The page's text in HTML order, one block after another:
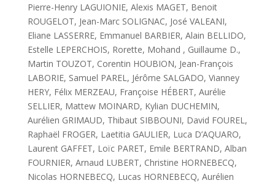
Pierre-Henry LAGUIONIE, Alexis MAGET, Benoit
ROUGELOT, Jean-Marc SOLIGNAC, José VALEANI,
Eliane LASSERRE, Emmanuel BARBIER, Alain BELLIDO,
Estelle LEPERCHOIS, Rorette, Mohand , Guillaume D.,
Martin TOUZOT, Corentin HOUBION, Jean-François
LABORIE, Samuel PAREL, Jérôme SALGADO, Vianney
HERY, Félix MERZEAU, Françoise HÉBERT, Aurélie
SELLIER, Mattew MOINARD, Kylian DUCHEMIN,
Aurélien GRIMAUD, Thibaut SIBBOUNI, David FOUREL,
Raphaël FROGER, Laetitia GAULIER, Luca D’AQUARO,
Laurent GAFFET, Loïc PARET, Emile BERTRAND, Alban
FOURNIER, Arnaud LUBERT, Christine HORNEBECQ,
Nicolas HORNEBECQ, Lucas HORNEBECQ, Aurélien